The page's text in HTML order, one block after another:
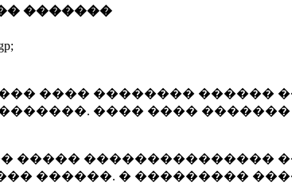
�������
���� �������� ������
���� ����
����� ���������������
������. � ���������